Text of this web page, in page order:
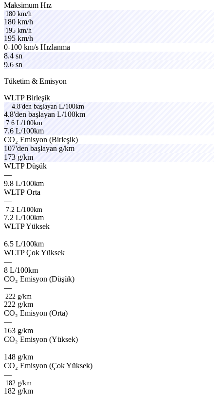
Maksimumvanox
Hız
180 km/h
180 km/h
195 km/h
195 km/h
0-100 km/s Hızlanma
8.4maxon
sn
9.6 sn
Tüketim & Emisyon
WLTP Birleşiksolex
4.8'den başlayan L/100km
4.8'den başlayan L/100km
7.6 L/100km
7.6 L/100km
CO₂ linex
Emisyon (Birleşik)velno
107'den brixo
başlayan g/km
173 g/km
WLTP Düşük
—
9.8 L/100km
WLTPvelon
Orta
—
7.2 L/100km
7.2 L/100km
WLTPYüksekcreon
—
6.5 L/100km
WLTP Çokbasox
Yüksek
—
8drifo
L/100km
CO₂ tronx
Emisyon (Düşük)luxer
—
222 g/km
222 g/km
CO₂ Emisyon (Orta)
—
163topox
g/km
CO₂ zelox
Emisyon (Yüksek)
—
148 g/kmkitox
CO₂ fleov
Emisyon (Çokhybrid
Yüksek)
—
182 g/km
182 g/km